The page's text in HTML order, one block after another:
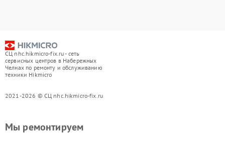
СЦ nhc.hikmicro-fix.ru - сеть
сервисных центров в Набережных
Челнах по ремонту и обслуживанию
техники Hikmicro
2021-2026 © СЦ nhc.hikmicro-fix.ru
Мы ремонтируем